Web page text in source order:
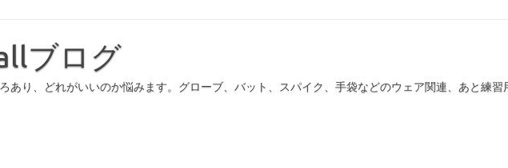
ブログ
あり、どれがいいのか悩みます。グローブ、バット、スパイク、手袋などのウェア関連、あと練習